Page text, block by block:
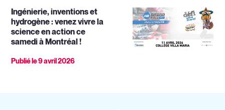
Ingénierie, inventions et
hydrogène : venez vivre la
science en action ce
samedi à Montréal !
Publié le9 avril 2026